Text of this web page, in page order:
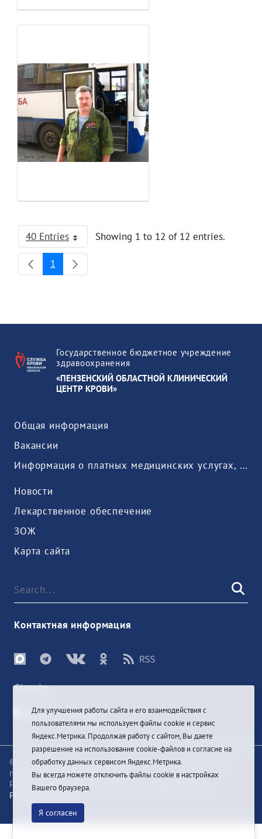
40 Entries
Per Page Showing 1 to 12 of 12 entries.
Page
1
Государственное бюджетное учреждение
здравоохранения
«ПЕНЗЕНСКИЙ ОБЛАСТНОЙ КЛИНИЧЕСКИЙ
ЦЕНТР КРОВИ»
Общая информация
Вакансии
Информация о платных медицинских услугах, предоставляемых медицинской организацией
Новости
Лекарственное обеспечение
ЗОЖ
Карта сайта
Контактная информация
Sign In
© При цитировании информации с сайта ссылка на
первоисточник обязательна
Разработка и техподдержка сайта
Pragmatic Studio
Для улучшения работы сайта и его взаимодействия с
пользователями мы используем файлы cookie и сервис
Яндекс.Метрика. Продолжая работу с сайтом, Вы даете
разрешение на использование cookie-файлов и согласие на
обработку данных сервисом Яндекс.Метрика.
Вы всегда можете отключить файлы cookie в настройках
Вашего браузера.
Я согласен